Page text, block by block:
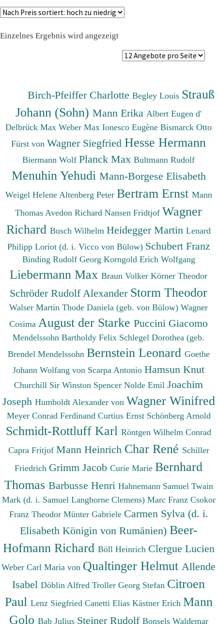
Einzelnes Ergebnis wird angezeigt
Birch-Pfeiffer CharlotteBegley Louis Strauß
Johann (Sohn) Mann Erika Albert Eugen d'
Delbrück Max Weber Max Ionesco Eugène Bismarck Otto
Fürst von Wagner Siegfried Hesse Hermann
Biermann Wolf Planck Max Bultmann Rudolf
Menuhin Yehudi Mann-Borgese Elisabeth
Weigel Helene Altenberg Peter Bertram Ernst Mann
Thomas Avedon Richard Nansen Fridtjof Wagner
Richard Busch Wilhelm Heidegger Martin Lenard
Philipp Loriot (d. i. Vicco von Bülow) Schubert Franz
Binding Rudolf Georg Korngold Erich Wolfgang
Liebermann Max Braun Volker Körner Theodor
Schröder Rudolf Alexander Storm Theodor
Walser Martin Thode Daniela (geb. von Bülow) Wagner
Cosima August der Starke Puccini Giacomo
Mendelssohn Bartholdy Felix Schlegel Dorothea (geb.
Brendel Mendelssohn Bernstein Leonard Goethe
Johann Wolfang von Scarpa Antonio Hamsun Knut
Churchill Sir Winston Spencer Nolde Emil Joachim
Joseph Humboldt Alexander von Wagner Winifred
Meyer Conrad Ferdinand Curtius Ernst Schönberg Arnold
Schmidt-Rottluff Karl Röntgen Wilhelm Conrad
Capra Fritjof Mann Heinrich Char René Schiller
Friedrich Grimm Jacob Curie Marie Bernhard
Thomas Barbusse Henri Hahnemann Samuel Twain
Mark (d. i. Samuel Langhorne Clemens) Marc Franz Csokor
Franz Theodor Münter Gabriele Carmen Sylva (d. i.
Elisabeth Königin von Rumänien) Beer-
Hofmann Richard Böll Heinrich Clergue Lucien
Weber Carl Maria von Qualtinger Helmut Allende
Isabel Döblin Alfred Troller Georg Stefan Citroen
Paul Lenz Siegfried Canetti Elias Kästner Erich Mann
Golo Bab Julius Steiner Rudolf Bonsels Waldemar